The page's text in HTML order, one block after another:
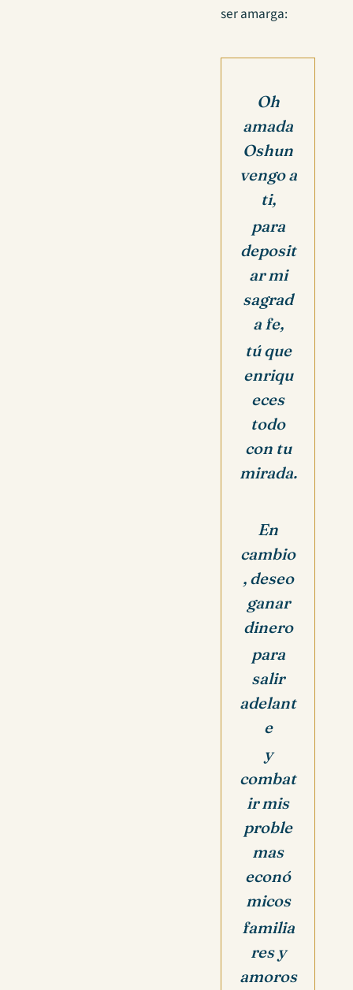
ser amarga:
Oh
amada
Oshun
vengo a
ti,
para
deposit
ar mi
sagrad
a fe,
tú que
enriqu
eces
todo
con tu
mirada.
En
cambio
, deseo
ganar
dinero
para
salir
adelant
e
y
combat
ir mis
proble
mas
econó
micos
familia
res y
amoros